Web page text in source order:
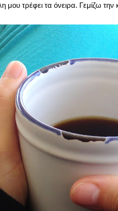
μου τρέφει τα όνειρα. Γεμίζω